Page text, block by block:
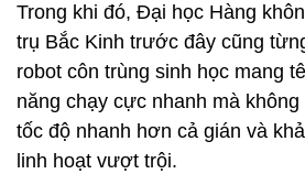
Trong khi đó, Đại học Hàng
trụ Bắc Kinh trước đây cũng
robot côn trùng sinh học mang
năng chạy cực nhanh mà
tốc độ nhanh hơn cả gián và
linh hoạt vượt trội.